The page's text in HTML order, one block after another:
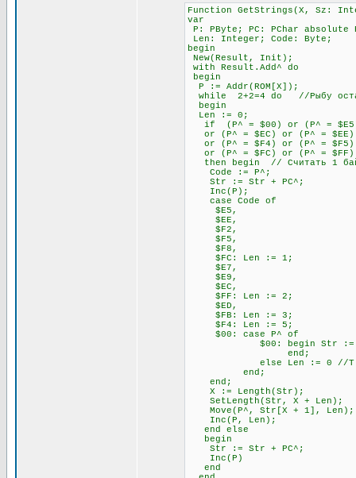
Function GetStrings(X, Sz:
var
P: PByte; PC: PChar absolute
Len: Integer; Code: Byte;
begin
New(Result, Init);
with Result.Add^ do
begin
P := Addr(ROM[X]);
while 2+2=4 do //Рыбу
begin
Len := 0;
if (P^ = $00) or (P^ = $E5)
or (P^ = $EC) or (P^ = $EE)
or (P^ = $F4) or (P^ = $F5)
or (P^ = $FC) or (P^ = $FF)
then begin // Считать 1
Code := P^;
Str := Str + PC^;
Inc(P);
case Code of
$E5,
$EE,
$F2,
$F5,
$F8,
$FC: Len := 1;
$E7,
$E9,
$EC,
$FF: Len := 2;
$ED,
$FB: Len := 3;
$F4: Len := 5;
$00: case P^ of
$00: begin Str := Str +
end;
else Len := 0 //Т.к. 00,
end;
end;
X := Length(Str);
SetLength(Str, X + Len);
Move(P^, Str[X + 1], Len);
Inc(P, Len);
end else
begin
Str := Str + PC^;
Inc(P)
end